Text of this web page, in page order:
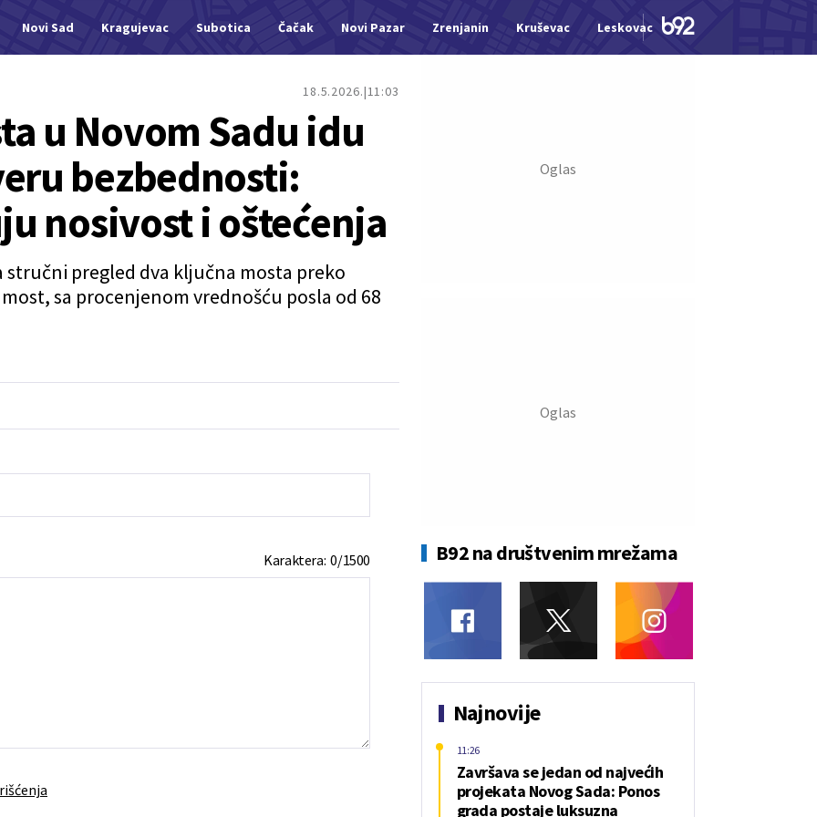
Novi Sad Kragujevac Subotica Čačak Novi Pazar Zrenjanin Kruševac Leskovac Jagodina
18.5.2026. 11:03
u Novom Sadu idu
bezbednosti:
nosivost i oštećenja
stručni pregled dva ključna mosta preko
sa procenjenom vrednošću posla od 68
Karaktera:0/1500 B92 na društvenim mrežama
Najnovije
Završava se jedan od najvećih
projekata Novog Sada: Ponos
grada postaje luksuzna
11:26